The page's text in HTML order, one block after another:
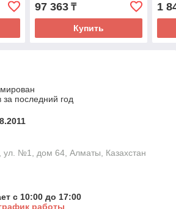
97 363₸
Купить
1
последний год
ул. №1, дом 64, Алматы, Казахстан
с 10:00 до 17:00
работы